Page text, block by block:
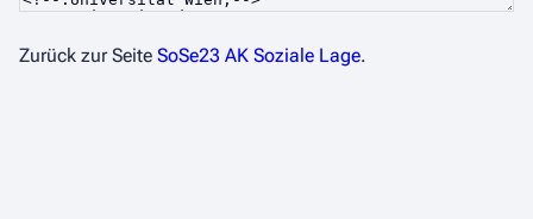
Zurück zur Seite SoSe23 AK Soziale Lage.